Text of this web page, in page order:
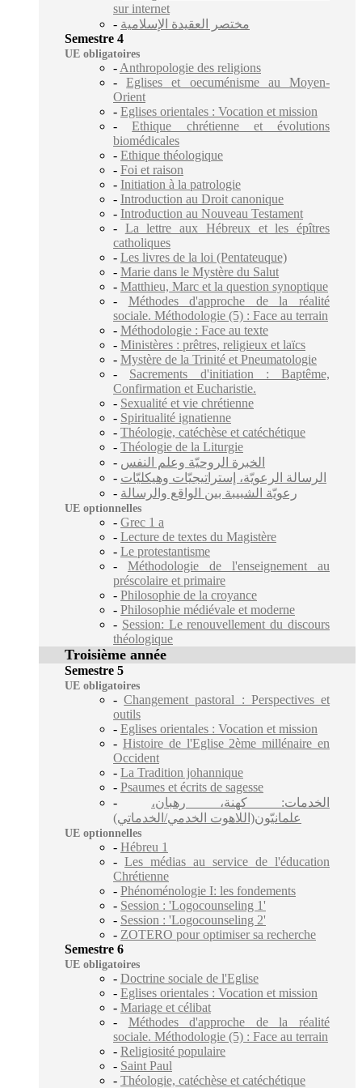
sur internet
- مختصر العقيدة الإسلامية
Semestre 4
UE obligatoires
- Anthropologie des religions
-Eglises et oecuménisme au Moyen-
Orient
- Eglises orientales : Vocation et mission
-Ethique chrétienne et évolutions
biomédicales
- Ethique théologique
- Foi et raison
- Initiation à la patrologie
- Introduction au Droit canonique
- Introduction au Nouveau Testament
- La lettre aux Hébreux et les épîtres
catholiques
- Les livres de la loi (Pentateuque)
- Marie dans le Mystère du Salut
- Matthieu, Marc et la question synoptique
- Méthodes d'approche de la réalité
sociale. Méthodologie (5) : Face au terrain
- Méthodologie : Face au texte
- Ministères : prêtres, religieux et laïcs
- Mystère de la Trinité et Pneumatologie
- Sacrements d'initiation : Baptême,
Confirmation et Eucharistie.
- Sexualité et vie chrétienne
- Spiritualité ignatienne
- Théologie, catéchèse et catéchétique
- Théologie de la Liturgie
- الخبرة الروحيّة وعلم النفس
- الرسالة الرعويّة، إستراتيجيّات وهيكليّات
- رعويّة الشبيبة بين الواقع والرسالة
UE optionnelles
- Grec 1 a
- Lecture de textes du Magistère
- Le protestantisme
- Méthodologie de l'enseignement au
préscolaire et primaire
- Philosophie de la croyance
- Philosophie médiévale et moderne
- Session: Le renouvellement du discours
théologique
Troisième année
Semestre 5
UE obligatoires
-Changement pastoral : Perspectives et
outils
- Eglises orientales : Vocation et mission
- Histoire de l'Eglise 2ème millénaire en
Occident
- La Tradition johannique
- Psaumes et écrits de sagesse
-
الخدمات: كهنة، رهبان،
علمانيّون(اللاهوت الخدمي/الخدماتي)
UE optionnelles
- Hébreu 1
- Les médias au service de l'éducation
Chrétienne
- Phénoménologie I: les fondements
- Session : 'Logocounseling 1'
- Session : 'Logocounseling 2'
- ZOTERO pour optimiser sa recherche
Semestre 6
UE obligatoires
- Doctrine sociale de l'Eglise
- Eglises orientales : Vocation et mission
- Mariage et célibat
- Méthodes d'approche de la réalité
sociale. Méthodologie (5) : Face au terrain
- Religiosité populaire
- Saint Paul
- Théologie, catéchèse et catéchétique